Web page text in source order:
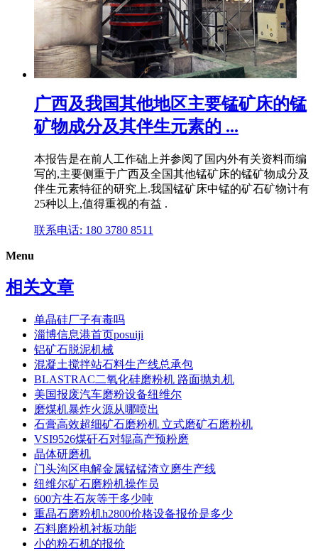
广西及我国其他地区主要锰矿床的锰
矿物成分及其伴生元素的 ...
本报告是在前人工作础上并参阅了国内外有关资料而编
写的,主要侧重于广西及全国其他锰矿床的锰矿物成分及
伴生元素特征的研究上.我国锰矿床中锰的矿石矿物计有
25种以上,值得重视的有益 .
联系电话: 180 3780 8511
Menu
相关文章
单晶硅厂子有毒吗
淄博信息港首页posuiji
铝矿石脱泥机械
混凝土搅拌站石料生产线总承包
BLASTRAC二氧化硅磨粉机 路面抛丸机
美国报废汽车磨粉设备纽维尔
磨煤机暴炸火源从哪喷出
石膏高效超细矿石磨粉机 立式磨矿石磨粉机
VSI9526煤矸石对辊高产预粉磨
晶体研磨机
门头沟区电解金属锰锰渣立磨生产线
纽维尔矿石磨粉机操作员
600方生石灰等于多少吨
重晶石磨粉机h2800价格设备报价是多少
石料磨粉机衬板功能
小的粉石机的报价